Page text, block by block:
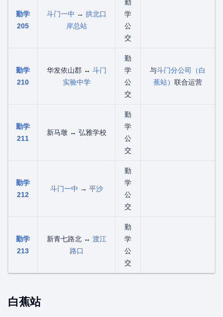
勤学
205
斗门一中 → 拱北口
岸总站
勤
学
公
交
勤学
210
华发依山郡 ↔ 斗门
实验中学
勤
学
公
交
与斗门分公司（白
蕉站） 联合运营
勤学
211
新马墩 ↔ 弘雅学校
勤
学
公
交
勤学
212
斗门一中 → 平沙
勤
学
公
交
勤学
213
新青七路北 ↔ 渡江
路口
勤
学
公
交
白蕉站